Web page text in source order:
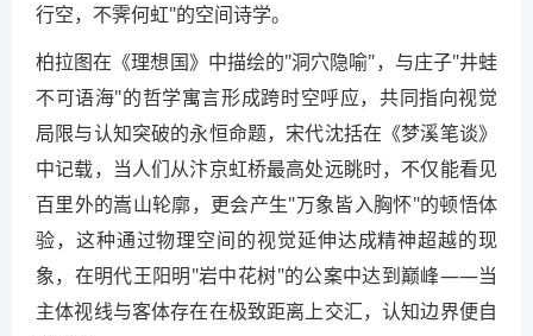
行空，不霁何虹"的空间诗学。
柏拉图在《理想国》中描绘的"洞穴隐喻"，与庄子"井蛙
不可语海"的哲学寓言形成跨时空呼应，共同指向视觉
局限与认知突破的永恒命题，宋代沈括在《梦溪笔谈》
中记载，当人们从汴京虹桥最高处远眺时，不仅能看见
百里外的嵩山轮廓，更会产生"万象皆入胸怀"的顿悟体
验，这种通过物理空间的视觉延伸达成精神超越的现
象，在明代王阳明"岩中花树"的公案中达到巅峰——当
主体视线与客体存在在极致距离上交汇，认知边界便自